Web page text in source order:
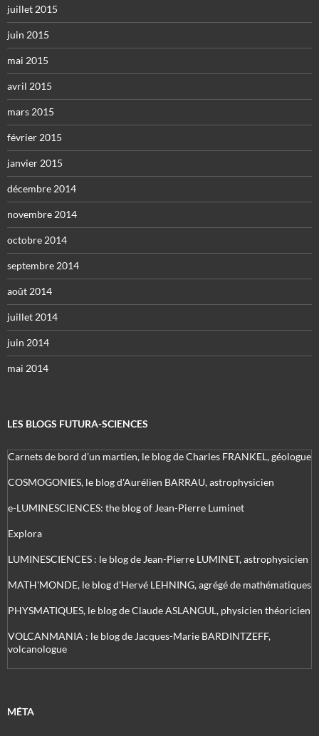
juillet 2015
juin 2015
mai 2015
avril 2015
mars 2015
février 2015
janvier 2015
décembre 2014
novembre 2014
octobre 2014
septembre 2014
août 2014
juillet 2014
juin 2014
mai 2014
LES BLOGS FUTURA-SCIENCES
Carnets de bord d’un martien, le blog de Charles FRANKEL, géologue
COSMOGONIES, le blog d'Aurélien BARRAU, astrophysicien
e-LUMINESCIENCES: the blog of Jean-Pierre Luminet
Explora
LUMINESCIENCES : le blog de Jean-Pierre LUMINET, astrophysicien
MATH'MONDE, le blog d'Hervé LEHNING, agrégé de mathématiques
PHYSMATIQUES, le blog de Claude ASLANGUL, physicien théoricien
VOLCANMANIA : le blog de Jacques-Marie BARDINTZEFF,
volcanologue
MÉTA